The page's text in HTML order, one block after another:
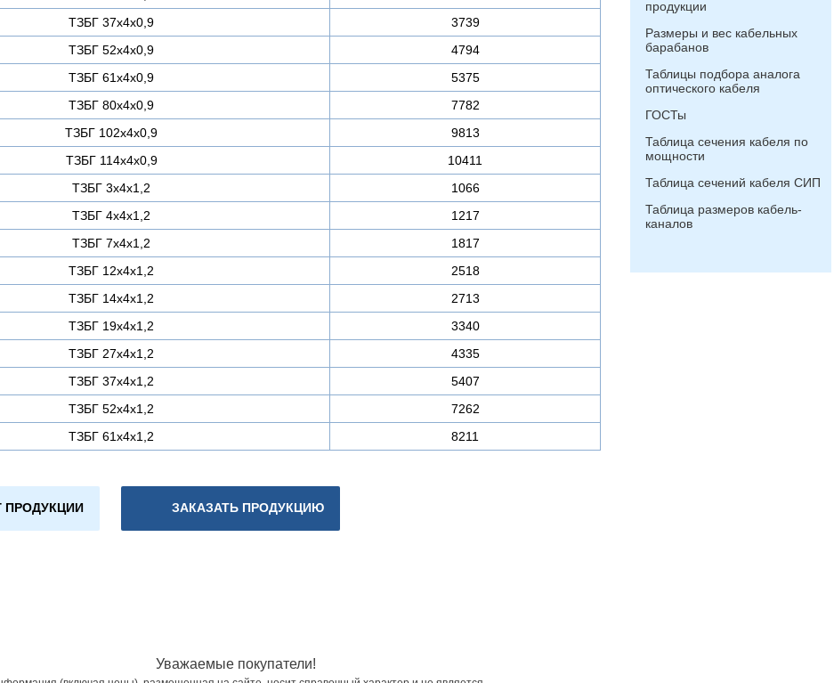
ТЗБГ 37х4х0,9
3739
ТЗБГ 52х4х0,9
4794
ТЗБГ 61х4х0,9
5375
ТЗБГ 80х4х0,9
7782
ТЗБГ 102х4х0,9
9813
ТЗБГ 114х4х0,9
10411
ТЗБГ 3х4х1,2
1066
ТЗБГ 4х4х1,2
1217
ТЗБГ 7х4х1,2
1817
ТЗБГ 12х4х1,2
2518
ТЗБГ 14х4х1,2
2713
ТЗБГ 19х4х1,2
3340
ТЗБГ 27х4х1,2
4335
ТЗБГ 37х4х1,2
5407
ТЗБГ 52х4х1,2
7262
ТЗБГ 61х4х1,2
8211
ПРОДУКЦИИ ЗАКАЗАТЬ ПРОДУКЦИЮ
продукции
Размеры и вес кабельных
барабанов
Таблицы подбора аналога
оптического кабеля
ГОСТы
Таблица сечения кабеля по
мощности
Таблица сечений кабеля СИП
Таблица размеров кабель-
каналов
Уважаемые покупатели!